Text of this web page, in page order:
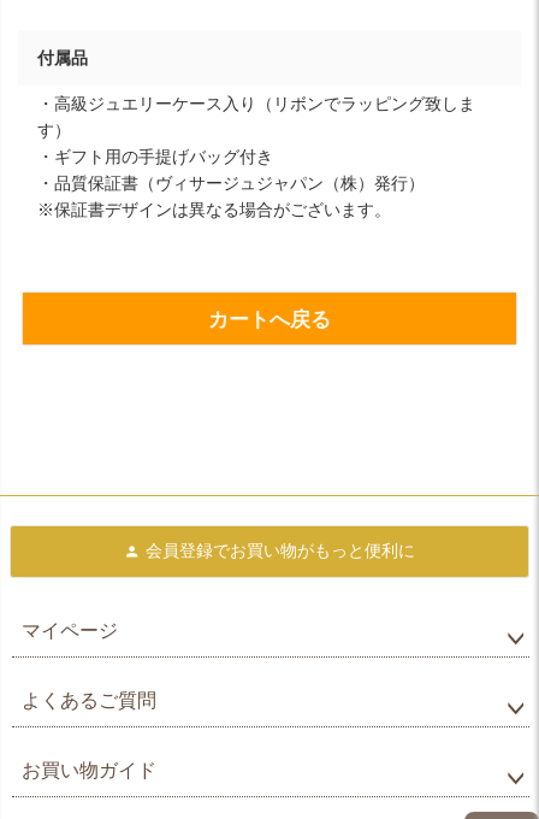
付属品
・高級ジュエリーケース入り（リボンでラッピング致しま
す）
・ギフト用の手提げバッグ付き
・品質保証書（ヴィサージュジャパン（株）発行）
※保証書デザインは異なる場合がございます。
カートへ戻る
会員登録でお買い物がもっと便利に
マイページ
よくあるご質問
お買い物ガイド